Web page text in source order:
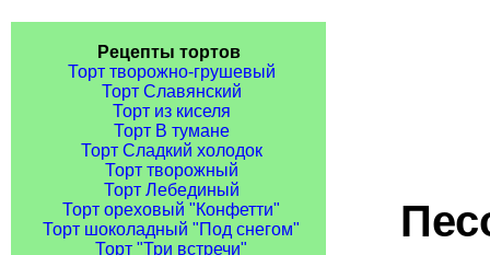
Рецепты тортов
Торт творожно-грушевый
Торт Славянский
Торт из киселя
Торт В тумане
Торт Сладкий холодок
Торт творожный
Торт Лебединый
Торт ореховый "Конфетти"
Торт шоколадный "Под снегом"
Торт "Три встречи"